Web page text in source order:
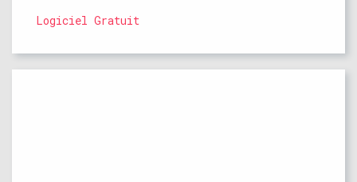
Logiciel Gratuit